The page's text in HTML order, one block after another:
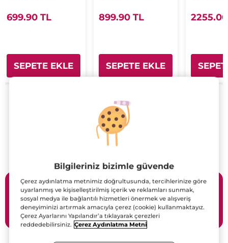
699.90 TL
SEPETE EKLE
899.90 TL
SEPETE EKLE
TÜMÜNÜ GÖR
Size özel kampanyalarınız
sepetinizde sizi bekliyor,
yararlanmak için
Giriş Yap!
Bilgileriniz bizimle güvende
Çerez aydınlatma metnimiz doğrultusunda, tercihlerinize göre
uyarlanmış ve kişiselleştirilmiş içerik ve reklamları sunmak,
sosyal medya ile bağlantılı hizmetleri önermek ve alışveriş
deneyiminizi artırmak amacıyla çerez (cookie) kullanmaktayız.
Çerez Ayarlarını Yapılandır’a tıklayarak çerezleri
reddedebilirsiniz. Çerez Aydınlatma Metni